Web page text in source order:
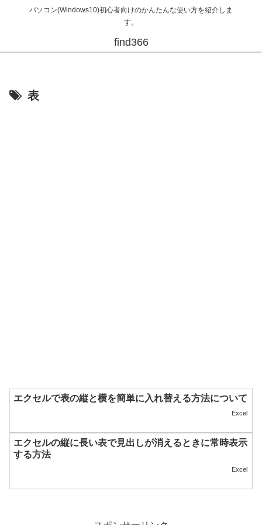
パソコン(Windows10)初心者向けのかんたんな使い方を紹介しま
す。
find366
表
エクセルで表の縦と横を簡単に入れ替える方法について
Excel
エクセルの縦に長い表で見出しが消えるときに常時表示
する方法
Excel